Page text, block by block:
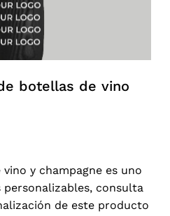
botellas de vino
y champagne es uno
consulta
de este producto